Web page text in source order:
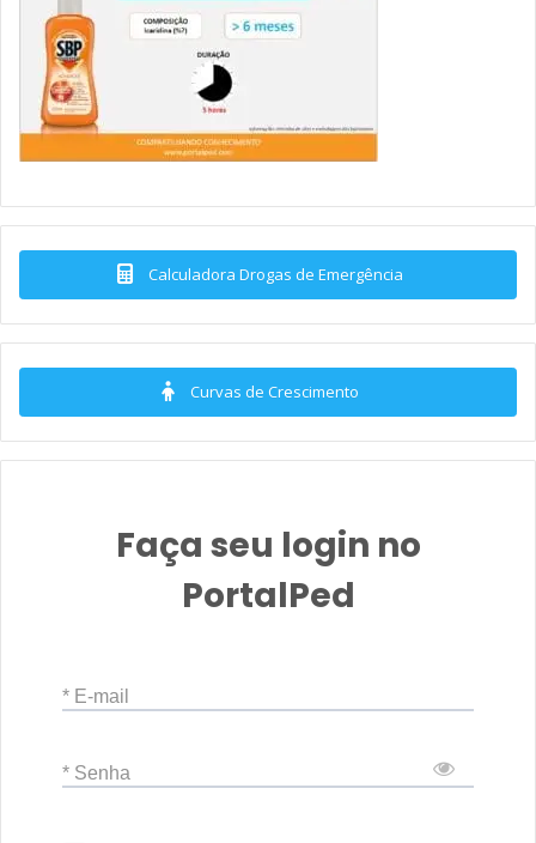
Calculadora Drogas de Emergência
Curvas de Crescimento
Faça seu login no
PortalPed
* E-mail
* Senha